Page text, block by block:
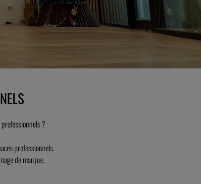
?
professionnels.
de marque.